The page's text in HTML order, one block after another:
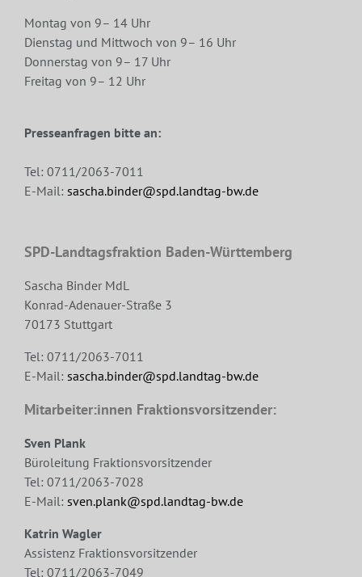
Montag von 9– 14 Uhr
Dienstag und Mittwoch von 9– 16 Uhr
Donnerstag von 9– 17 Uhr
Freitag von 9– 12 Uhr
Presseanfragen bitte an:
Tel: 0711/2063-7011
E-Mail: sascha.binder@spd.landtag-bw.de
SPD-Landtagsfraktion Baden-Württemberg
Sascha Binder MdL
Konrad-Adenauer-Straße 3
70173 Stuttgart
Tel: 0711/2063-7011
E-Mail: sascha.binder@spd.landtag-bw.de
Mitarbeiter:innen Fraktionsvorsitzender:
Sven Plank
Büroleitung Fraktionsvorsitzender
Tel: 0711/2063-7028
E-Mail: sven.plank@spd.landtag-bw.de
Katrin Wagler
Assistenz Fraktionsvorsitzender
Tel: 0711/2063-7049